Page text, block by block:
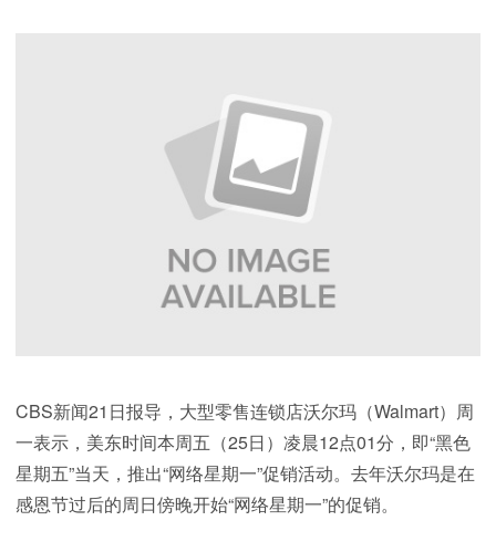
CBS新闻21日报导，大型零售连锁店沃尔玛（Walmart）周
一表示，美东时间本周五（25日）凌晨12点01分，即“黑色
星期五”当天，推出“网络星期一”促销活动。去年沃尔玛是在
感恩节过后的周日傍晚开始“网络星期一”的促销。